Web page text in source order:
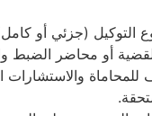
التوكيل (جزئي أو
القضية أو محاضر
والاستشارات